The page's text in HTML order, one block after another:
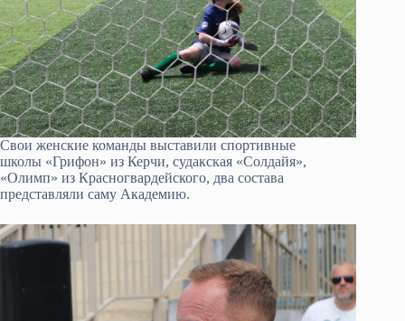
Свои женские команды выставили спортивные
школы «Грифон» из Керчи, судакская «Солдайя»,
«Олимп» из Красногвардейского, два состава
представляли саму Академию.